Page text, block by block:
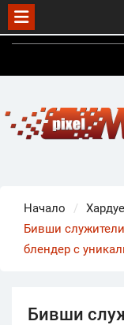
Skip
Начало
Бивши
блендер с
Бивши